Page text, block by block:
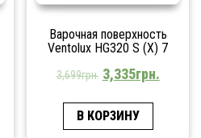
Варочная поверхность
Ventolux HG320 S (X) 7
3,699грн. 3,335грн.
В КОРЗИНУ